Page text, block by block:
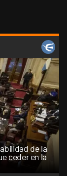
de la
ceder en la